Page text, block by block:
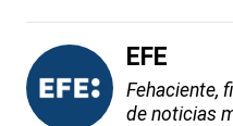
EFE
Fehaciente,
de noticias